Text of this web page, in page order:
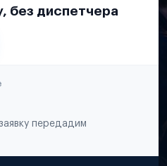
без диспетчера
передадим